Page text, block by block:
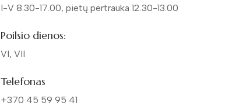
I-V 8.30-17.00, pietų pertrauka 12.30-13.00
Poilsio dienos:
VI, VII
Telefonas
+370 45 59 95 41